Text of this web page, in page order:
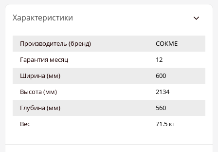
Характеристики
Производитель (бренд)
СОКМЕ
Гарантия месяц
12
Ширина (мм)
600
Высота (мм)
2134
Глубина (мм)
560
Вес
71.5 кг